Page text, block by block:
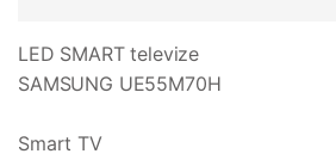
LED SMART televize
SAMSUNG UE55M70H
Smart TV